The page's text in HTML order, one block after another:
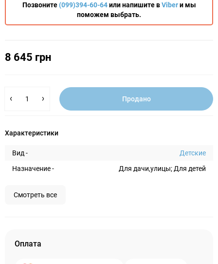
Позвоните(099)394-60-64или напишите вViberи мы
поможем выбрать.
8 645 грн
Продано
Характеристики
Вид -
Детские
Назначение -
Для дачи,улицы; Для детей
Смотреть все
Оплата